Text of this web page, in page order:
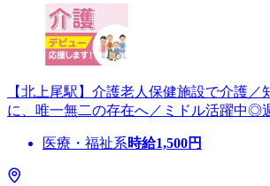
【北上尾駅】介護老人保健施設で介護／
に、唯一無二の存在へ／ミドル活躍中◎
医療・福祉系時給1,500円